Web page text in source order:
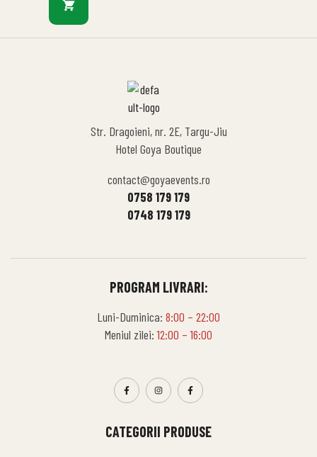
Str. Dragoieni, nr. 2E, Targu-Jiu
Hotel Goya Boutique
contact@goyaevents.ro
0758 179 179
0748 179 179
CATEGORII PRODUSE
PROGRAM LIVRARI:
Luni-Duminica: 8:00 – 22:00
Meniul zilei:12:00 – 16:00